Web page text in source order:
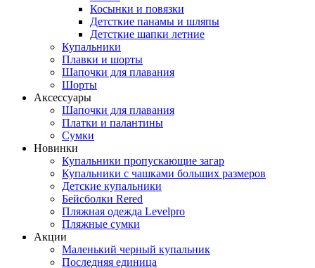
Косынки и повязки
Детсткие панамы и шляпы
Детсткие шапки летние
Купальники
Плавки и шорты
Шапочки для плавания
Шорты
Аксессуары
Шапочки для плавания
Платки и палантины
Сумки
Новинки
Купальники пропускающие загар
Купальники с чашками больших размеров
Детские купальники
Бейсболки Rered
Пляжная одежда Levelpro
Пляжные сумки
Акции
Маленький черный купальник
Последняя единица